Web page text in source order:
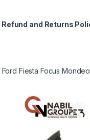
Refund and Returns
Ford Fiesta Focus